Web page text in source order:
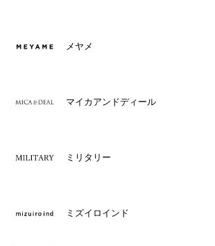
メヤメ
マイカアンドディール
ミリタリー
ミズイロインド